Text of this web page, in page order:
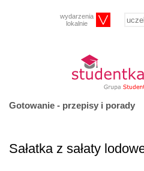
wydarzenia
lokalnie
Gotowanie - przepisy i porady
Sałatka z sałaty